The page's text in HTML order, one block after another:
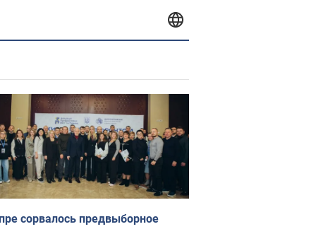
сорвалось предвыборное